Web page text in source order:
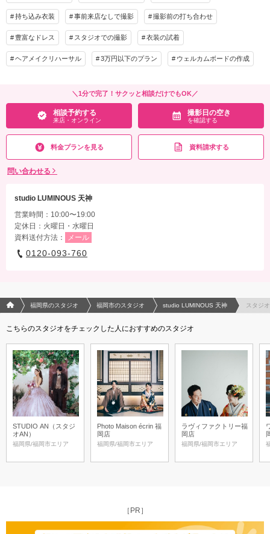
アルバム 8P データ 8カット 台紙付写真
衣装追加 会食
家族と撮影 家族用衣装レンタル
その他含むもの
ができるアニバーサリーフォトが含まれています
相談予約する
来店・オンライン
撮影日の空き
を確認する
持ち込み衣装 事前来店なしで撮影 撮影前の打ち合わせ
豊富なドレス スタジオでの撮影 衣装の試着
ヘアメイクリハーサル 3万円以下のプラン ウェルカムボードの作成
＼1分で完了！サクッと相談だけでもOK／
相談予約する
来店・オンライン
撮影日の空き
を確認する
料金プランを見る 資料請求する
問い合わせる
studio LUMINOUS 天神
営業時間：10:00〜19:00
定休日：火曜日・水曜日
資料送付方法：
メール
0120-093-760
フォトウエディング/結婚写真のPhotorait ホーム
福岡県のスタジオ 福岡市のスタジオ studio LUMINOUS 天神 スタジ
こちらのスタジオをチェックした人におすすめのスタジオ
STUDIO AN（スタジ
オAN）
福岡県/福岡市エリア
Photo Maison écrin 福
岡店
福岡県/福岡市エリア
ラヴィファクトリー福
岡店
福岡県/福岡市エリア
［PR］